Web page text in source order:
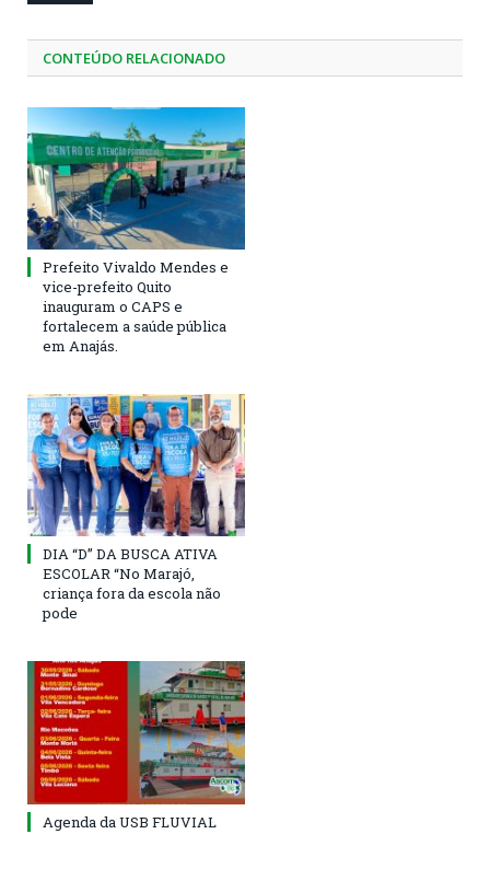
CONTEÚDO RELACIONADO
Prefeito Vivaldo Mendes e
vice-prefeito Quito
inauguram o CAPS e
fortalecem a saúde pública
em Anajás.
DIA “D” DA BUSCA ATIVA
ESCOLAR “No Marajó,
criança fora da escola não
pode
Agenda da USB FLUVIAL